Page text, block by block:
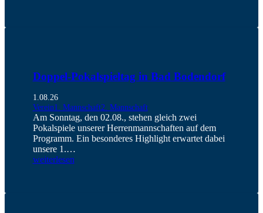
Doppel-Pokalspieltag in Bad Bodendorf
1.08.26
Verein1. Mannschaft2. Mannschaft
Am Sonntag, den 02.08., stehen gleich zwei
Pokalspiele unserer Herrenmannschaften auf dem
Programm. Ein besonderes Highlight erwartet dabei
unsere 1.…
weiterlesen